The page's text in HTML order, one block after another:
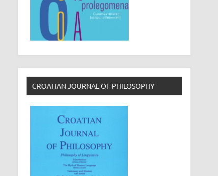
CROATIAN JOURNAL OF PHILOSOPHY